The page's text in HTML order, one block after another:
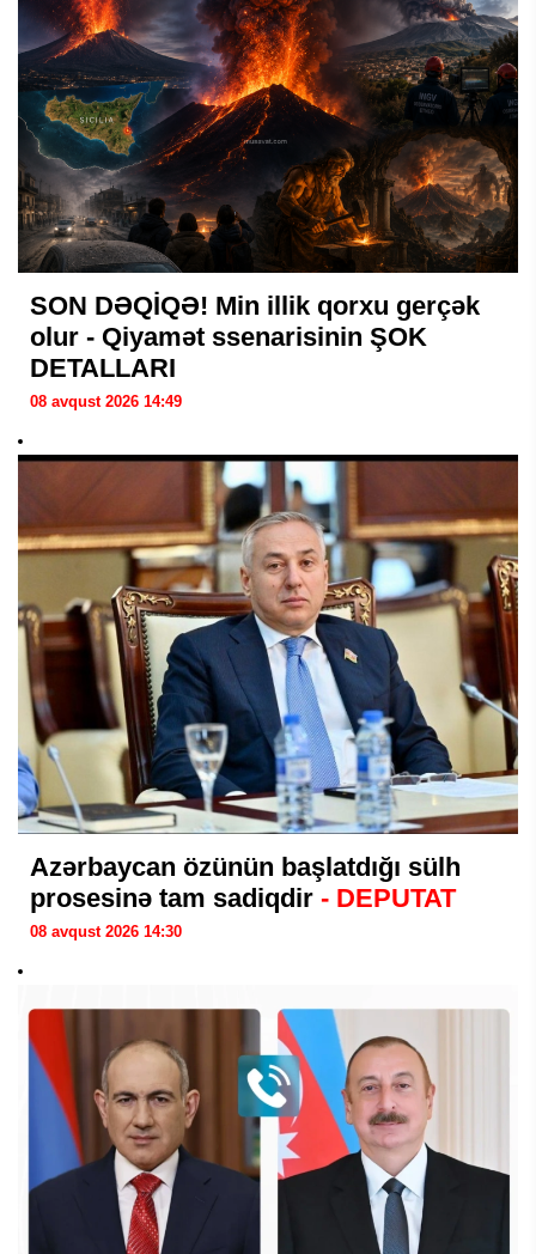
SON DƏQİQƏ! Min illik qorxu gerçək
olur - Qiyamət ssenarisinin ŞOK
DETALLARI
08 avqust 2026 14:49
Azərbaycan özünün başlatdığı sülh
prosesinə tam sadiqdir - DEPUTAT
08 avqust 2026 14:30